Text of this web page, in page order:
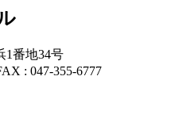
1番地34号
: 047-355-6777